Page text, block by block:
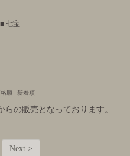
■ 七宝
順 新着順
らの販売となっております。
Next >